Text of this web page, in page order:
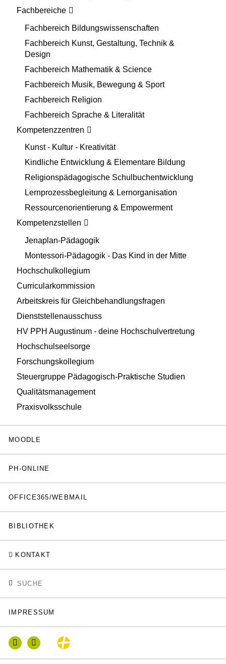
Fachbereiche
Fachbereich Bildungswissenschaften
Fachbereich Kunst, Gestaltung, Technik &
Design
Fachbereich Mathematik & Science
Fachbereich Musik, Bewegung & Sport
Fachbereich Religion
Fachbereich Sprache & Literalität
Kompetenzzentren
Kunst - Kultur - Kreativität
Kindliche Entwicklung & Elementare Bildung
Religionspädagogische Schulbuchentwicklung
Lernprozessbegleitung & Lernorganisation
Ressourcenorientierung & Empowerment
Kompetenzstellen
Jenaplan-Pädagogik
Montessori-Pädagogik - Das Kind in der Mitte
Hochschulkollegium
Curricularkommission
Arbeitskreis für Gleichbehandlungsfragen
Dienststellenausschuss
HV PPH Augustinum - deine Hochschulvertretung
Hochschulseelsorge
Forschungskollegium
Steuergruppe Pädagogisch-Praktische Studien
Qualitätsmanagement
Praxisvolksschule
MOODLE
PH-ONLINE
OFFICE365/WEBMAIL
BIBLIOTHEK
KONTAKT
IMPRESSUM